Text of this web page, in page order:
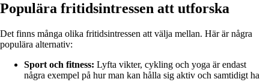
Populära fritidsintressen att utforska
Det finns många olika fritidsintressen att välja mellan. Här är några
populära alternativ:
Sport och fitness: Lyfta vikter, cykling och yoga är endast
några exempel på hur man kan hålla sig aktiv och samtidigt ha